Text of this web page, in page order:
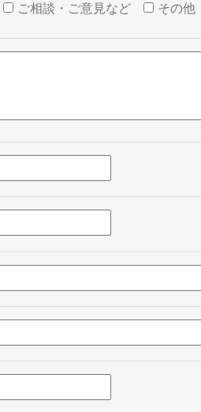
ご相談・ご意見など その他